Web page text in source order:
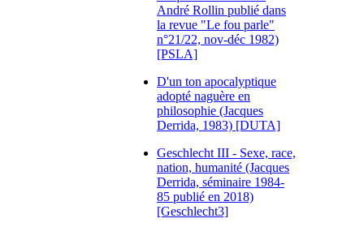
André Rollin publié dans
la revue "Le fou parle"
n°21/22, nov-déc 1982)
[PSLA]
D'un ton apocalyptique
adopté naguère en
philosophie (Jacques
Derrida, 1983) [DUTA]
Geschlecht III - Sexe, race,
nation, humanité (Jacques
Derrida, séminaire 1984-
85 publié en 2018)
[Geschlecht3]